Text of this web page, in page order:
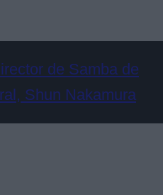
de Samba de
Shun Nakamura